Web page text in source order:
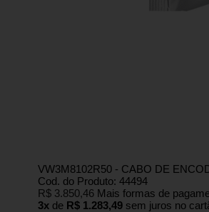
VW3M8102R50 - CABO DE
Cod. do Produto: 44494
R$ 3.850,46 Mais formas de
3x de R$ 1.283,49 sem juros no